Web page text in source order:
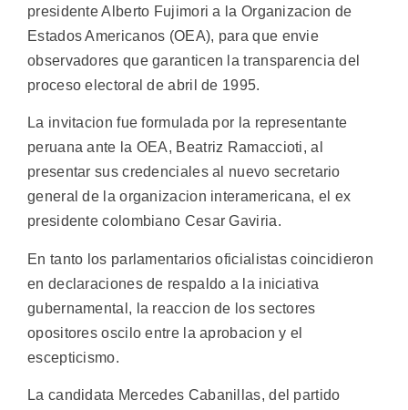
presidente Alberto Fujimori a la Organizacion de
Estados Americanos (OEA), para que envie
observadores que garanticen la transparencia del
proceso electoral de abril de 1995.
La invitacion fue formulada por la representante
peruana ante la OEA, Beatriz Ramaccioti, al
presentar sus credenciales al nuevo secretario
general de la organizacion interamericana, el ex
presidente colombiano Cesar Gaviria.
En tanto los parlamentarios oficialistas coincidieron
en declaraciones de respaldo a la iniciativa
gubernamental, la reaccion de los sectores
opositores oscilo entre la aprobacion y el
escepticismo.
La candidata Mercedes Cabanillas, del partido